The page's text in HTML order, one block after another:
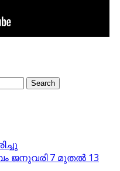
ജനുവരി 7 മുതല്‍ 13